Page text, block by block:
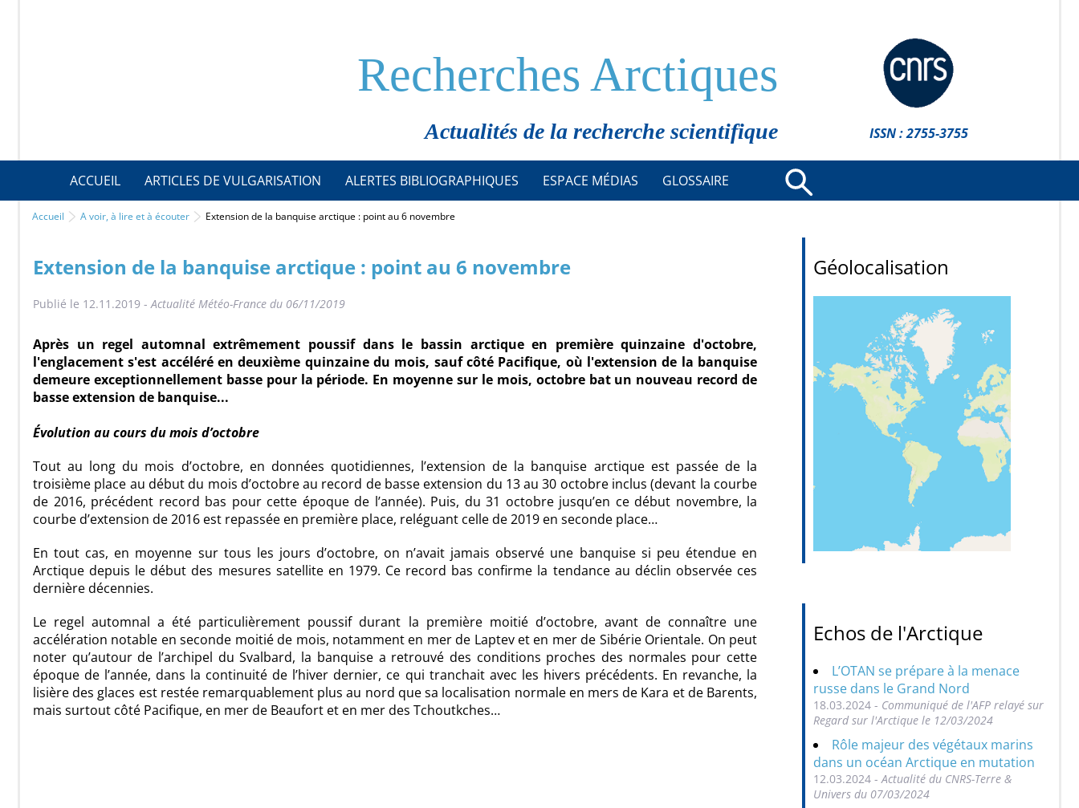
Recherches Arctiques
Actualités de la recherche scientifique ISSN : 2755-3755
ACCUEIL ARTICLES DE VULGARISATION ALERTES BIBLIOGRAPHIQUES ESPACE MÉDIAS GLOSSAIRE
Accueil A voir, à lire et à écouter Extension de la banquise arctique : point au 6 novembre
Extension de la banquise arctique : point au 6 novembre
Publié le 12.11.2019 -Actualité Météo-France du 06/11/2019
Après un regel automnal extrêmement poussif dans le bassin arctique en première quinzaine d'octobre,
l'englacement s'est accéléré en deuxième quinzaine du mois, sauf côté Pacifique, où l'extension de la banquise
demeure exceptionnellement basse pour la période. En moyenne sur le mois, octobre bat un nouveau record de
basse extension de banquise...
Évolution au cours du mois d’octobre
Tout au long du mois d’octobre, en données quotidiennes, l’extension de la banquise arctique est passée de la
troisième place au début du mois d’octobre au record de basse extension du 13 au 30 octobre inclus (devant la courbe
de 2016, précédent record bas pour cette époque de l’année). Puis, du 31 octobre jusqu’en ce début novembre, la
courbe d’extension de 2016 est repassée en première place, reléguant celle de 2019 en seconde place…
En tout cas, en moyenne sur tous les jours d’octobre, on n’avait jamais observé une banquise si peu étendue en
Arctique depuis le début des mesures satellite en 1979. Ce record bas confirme la tendance au déclin observée ces
dernière décennies.
Le regel automnal a été particulièrement poussif durant la première moitié d’octobre, avant de connaître une
accélération notable en seconde moitié de mois, notamment en mer de Laptev et en mer de Sibérie Orientale. On peut
noter qu’autour de l’archipel du Svalbard, la banquise a retrouvé des conditions proches des normales pour cette
époque de l’année, dans la continuité de l’hiver dernier, ce qui tranchait avec les hivers précédents. En revanche, la
lisière des glaces est restée remarquablement plus au nord que sa localisation normale en mers de Kara et de Barents,
mais surtout côté Pacifique, en mer de Beaufort et en mer des Tchoutkches…
Géolocalisation
Echos de l'Arctique
L’OTAN se prépare à la menace
russe dans le Grand Nord
18.03.2024 - Communiqué de l'AFP relayé sur
Regard sur l'Arctique le 12/03/2024
Rôle majeur des végétaux marins
dans un océan Arctique en mutation
12.03.2024 - Actualité du CNRS-Terre &
Univers du 07/03/2024